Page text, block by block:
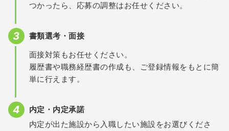
つかったら、応募の調整はお任せください。
書類選考・面接
面接対策もお任せください。
履歴書や職務経歴書の作成も、ご登録情報をもとに簡
単に行えます。
内定・内定承諾
内定が出た施設から入職したい施設をお選びくださ